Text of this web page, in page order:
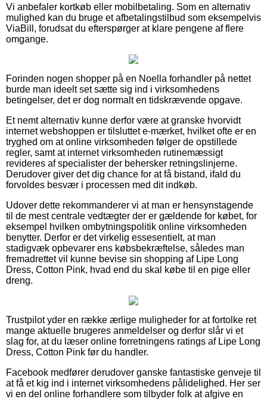
Vi anbefaler kortkøb eller mobilbetaling. Som en alternativ
mulighed kan du bruge et afbetalingstilbud som eksempelvis
ViaBill, forudsat du efterspørger at klare pengene af flere
omgange.
Forinden nogen shopper på en Noella forhandler på nettet
burde man ideelt set sætte sig ind i virksomhedens
betingelser, det er dog normalt en tidskrævende opgave.
Et nemt alternativ kunne derfor være at granske hvorvidt
internet webshoppen er tilsluttet e-mærket, hvilket ofte er en
tryghed om at online virksomheden følger de opstillede
regler, samt at internet virksomheden rutinemæssigt
revideres af specialister der behersker retningslinjerne.
Derudover giver det dig chance for at få bistand, ifald du
forvoldes besvær i processen med dit indkøb.
Udover dette rekommanderer vi at man er hensynstagende
til de mest centrale vedtægter der er gældende for købet, for
eksempel hvilken ombytningspolitik online virksomheden
benytter. Derfor er det virkelig essesentielt, at man
stadigvæk opbevarer ens købsbekræftelse, således man
fremadrettet vil kunne bevise sin shopping af Lipe Long
Dress, Cotton Pink, hvad end du skal købe til en pige eller
dreng.
Trustpilot yder en række ærlige muligheder for at fortolke ret
mange aktuelle brugeres anmeldelser og derfor slår vi et
slag for, at du læser online forretningens ratings af Lipe Long
Dress, Cotton Pink før du handler.
Facebook medfører derudover ganske fantastiske genveje til
at få et kig ind i internet virksomhedens pålidelighed. Her ser
vi en del online forhandlere som tilbyder folk at afgive en